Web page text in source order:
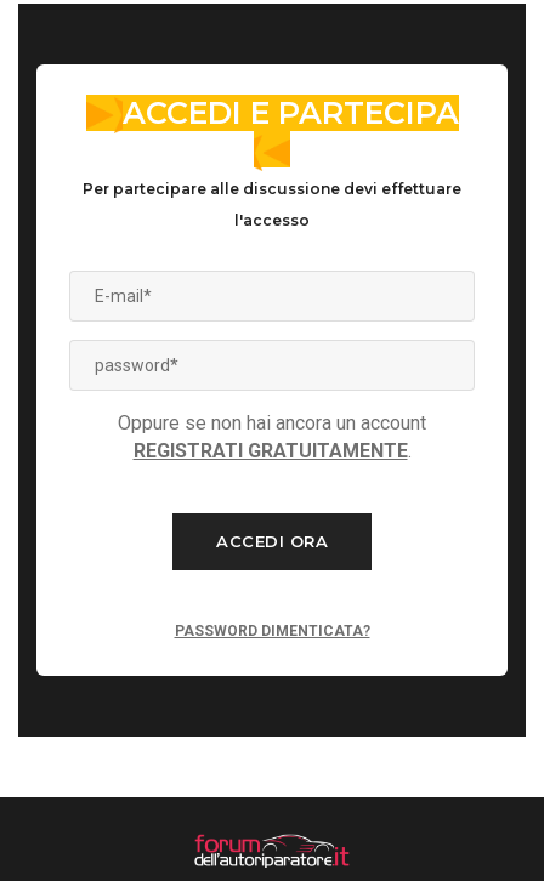
ACCEDI E PARTECIPA
Per partecipare alle discussione devi effettuare
l'accesso
Oppure se non hai ancora un account
REGISTRATI GRATUITAMENTE.
ACCEDI ORA
PASSWORD DIMENTICATA?